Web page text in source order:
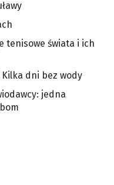
tenisowe świata i ich
Kilka dni bez wody
jedna